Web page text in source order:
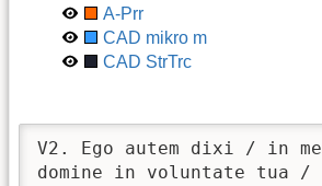
A-Prr
CAD mikro m
CAD StrTrc
V2. Ego autem dixi / in
domine in voluntate tua